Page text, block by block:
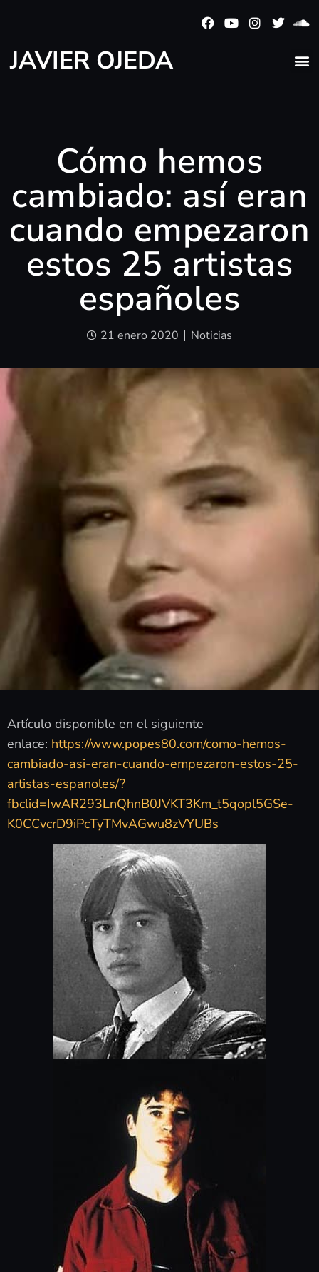
JAVIER OJEDA
Cómo hemos
cambiado: así eran
cuando empezaron
estos 25 artistas
españoles
21 enero 2020 Noticias
Artículo disponible en el siguiente
enlace: https://www.popes80.com/como-hemos-
cambiado-asi-eran-cuando-empezaron-estos-25-
artistas-espanoles/?
fbclid=IwAR293LnQhnB0JVKT3Km_t5qopl5GSe-
K0CCvcrD9iPcTyTMvAGwu8zVYUBs